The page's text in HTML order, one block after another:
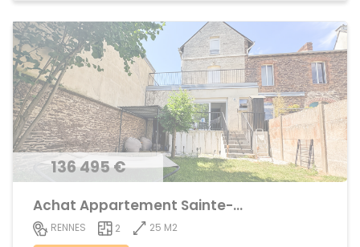
136 495 €
Achat Appartement Sainte-Thérèse
RENNES 2
25 M2